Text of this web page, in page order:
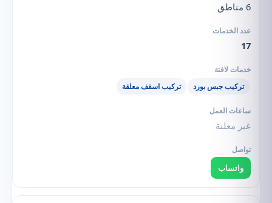
6 مناطق
17
تركيب جبس بورد تركيب اسقف معلقة
غير معلنة
واتساب